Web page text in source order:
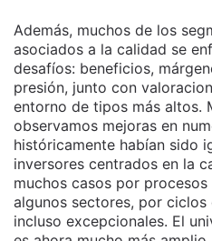
Además, muchos de los
asociados a la calidad se
desafíos: beneficios,
presión, junto con
entorno de tipos más altos.
observamos mejoras en
históricamente habían sido
inversores centrados en la
muchos casos por
algunos sectores, por
incluso excepcionales. El